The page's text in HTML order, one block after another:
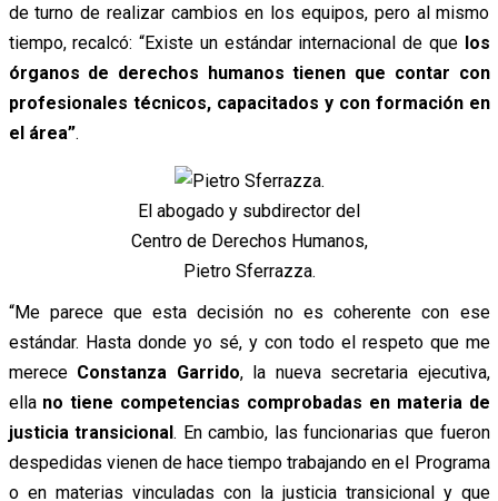
de turno de realizar cambios en los equipos, pero al mismo
tiempo, recalcó: “Existe un estándar internacional de que los
órganos de derechos humanos tienen que contar con
profesionales técnicos, capacitados y con formación en
el área”.
El abogado y subdirector del
Centro de Derechos Humanos,
Pietro Sferrazza.
“Me parece que esta decisión no es coherente con ese
estándar. Hasta donde yo sé, y con todo el respeto que me
merece Constanza Garrido, la nueva secretaria ejecutiva,
ella no tiene competencias comprobadas en materia de
justicia transicional. En cambio, las funcionarias que fueron
despedidas vienen de hace tiempo trabajando en el Programa
o en materias vinculadas con la justicia transicional y que